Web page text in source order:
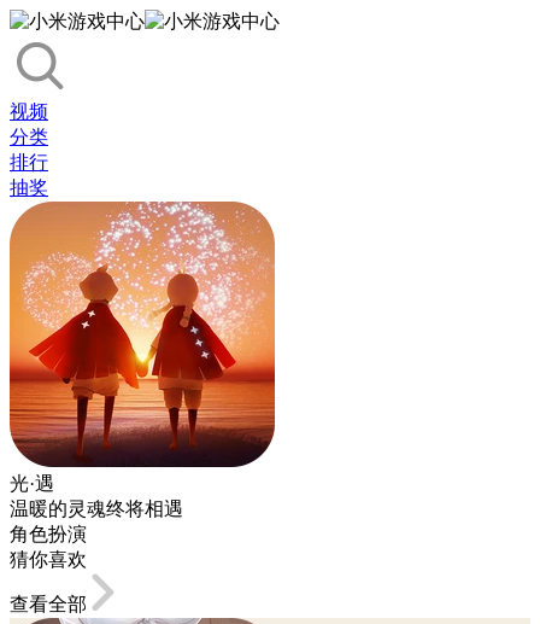
视频
分类
排行
抽奖
光·遇
温暖的灵魂终将相遇
角色扮演
猜你喜欢
查看全部